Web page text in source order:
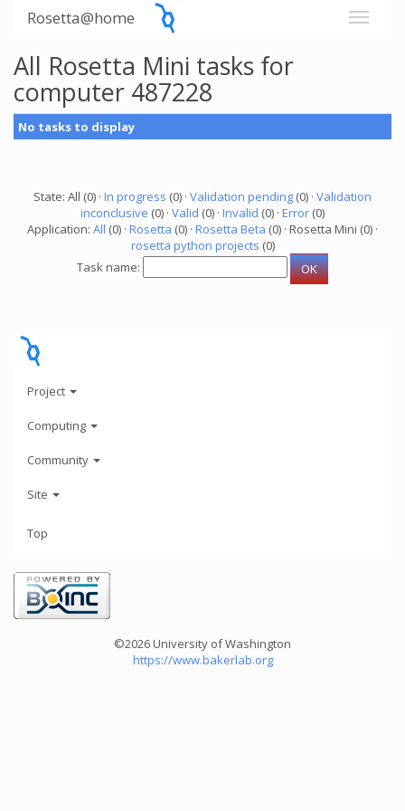
Rosetta@home
All Rosetta Mini tasks for
computer 487228
No tasks to display
State: All (0) · In progress (0) · Validation pending (0) · Validation
inconclusive (0) · Valid (0) · Invalid (0) · Error (0)
Application: All (0) · Rosetta (0) · Rosetta Beta (0) · Rosetta Mini (0) ·
rosetta python projects (0)
Task name:
Project
Computing
Community
Site
Top
©2026 University of Washington
https://www.bakerlab.org